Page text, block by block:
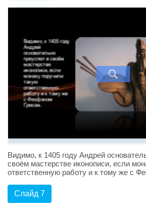
Видимо, к 1405 году Андрей
своём мастерстве иконописи, если
ответственную работу и к тому же с
Слайд 7